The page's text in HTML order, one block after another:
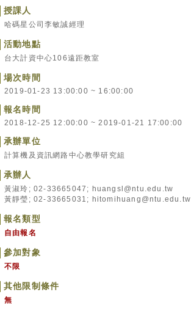
授課人
哈碼星公司李敏誠經理
活動地點
台大計資中心106遠距教室
場次時間
2019-01-23 13:00:00 ~ 16:00:00
報名時間
2018-12-25 12:00:00 ~ 2019-01-21 17:00:00
承辦單位
計算機及資訊網路中心教學研究組
承辦人
黃淑玲; 02-33665047; huangsl@ntu.edu.tw
黃靜瑩; 02-33665031; hitomihuang@ntu.edu.tw
報名類型
自由報名
參加對象
不限
其他限制條件
無